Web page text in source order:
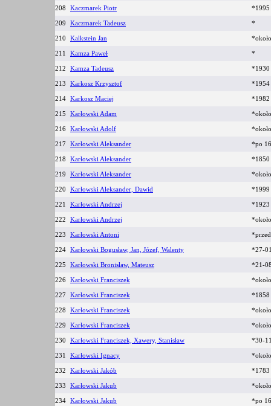
208 Kaczmarek Piotr *1995
209 Kaczmarek Tadeusz *
210 Kalkstein Jan
211 Kamza Paweł *
212 Kamza Tadeusz *1930
213 Karkosz Krzysztof *1954
214 Karkosz Maciej *1982
215 Karłowski Adam
216 Karłowski Adolf
217 Karłowski Aleksander *po
218 Karłowski Aleksander *1850
219 Karłowski Aleksander
220 Karłowski Aleksander, Dawid *1999
221 Karłowski Andrzej *1923
222 Karłowski Andrzej
223 Karłowski Antoni
224 Karłowski Bogusław, Jan, Józef, Walenty *27-
225 Karłowski Bronisław, Mateusz *21-
226 Karłowski Franciszek
227 Karłowski Franciszek *1858
228 Karłowski Franciszek
229 Karłowski Franciszek
230 Karłowski Franciszek, Xawery, Stanisław *30-
231 Karłowski Ignacy
232 Karłowski Jakób *1783
233 Karłowski Jakub
234 Karłowski Jakub *po